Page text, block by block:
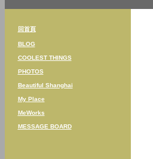
回首頁
BLOG
COOLEST THINGS
PHOTOS
Beautiful Shanghai
My Place
MeWorks
MESSAGE BOARD